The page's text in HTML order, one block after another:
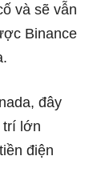
và sẽ vẫn
Binance
đây
trí lớn
điện